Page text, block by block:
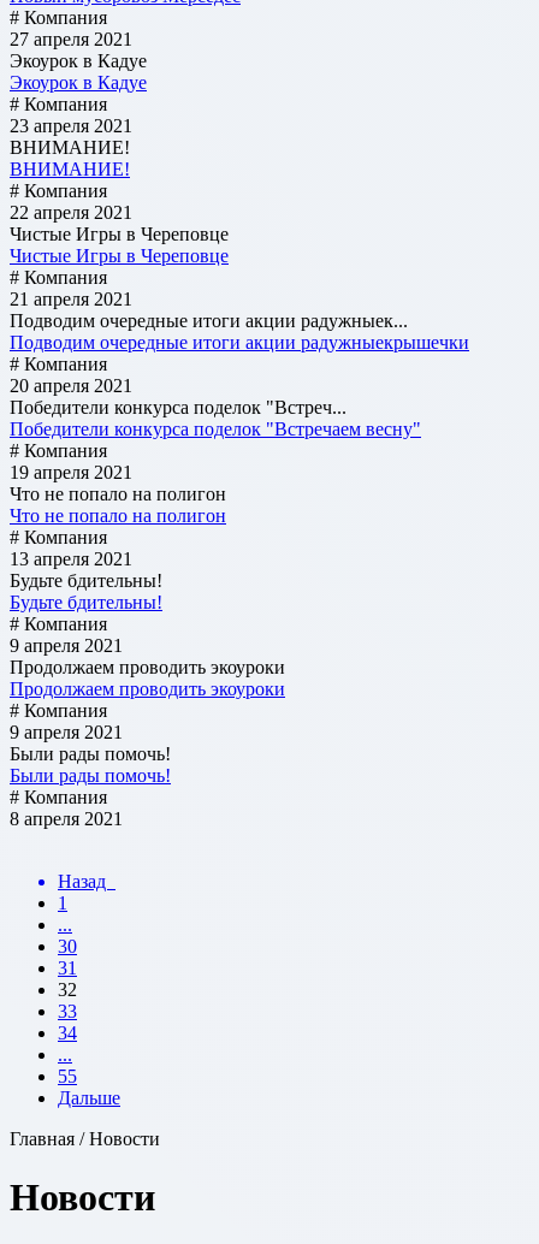
# Компания
27 апреля 2021
Экоурок в Кадуе
Экоурок в Кадуе
# Компания
23 апреля 2021
ВНИМАНИЕ!
ВНИМАНИЕ!
# Компания
22 апреля 2021
Чистые Игры в Череповце
Чистые Игры в Череповце
# Компания
21 апреля 2021
Подводим очередные итоги акции радужныек...
Подводим очередные итоги акции радужныекрышечки
# Компания
20 апреля 2021
Победители конкурса поделок "Встреч...
Победители конкурса поделок "Встречаем весну"
# Компания
19 апреля 2021
Что не попало на полигон
Что не попало на полигон
# Компания
13 апреля 2021
Будьте бдительны!
Будьте бдительны!
# Компания
9 апреля 2021
Продолжаем проводить экоуроки
Продолжаем проводить экоуроки
# Компания
9 апреля 2021
Были рады помочь!
Были рады помочь!
# Компания
8 апреля 2021
Назад
1
...
30
31
32
33
34
...
55
Дальше
Главная / Новости
Новости